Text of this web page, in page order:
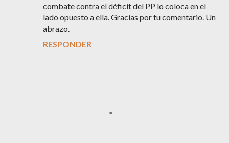
combate contra el déficit del PP lo coloca en el
lado opuesto a ella. Gracias por tu comentario. Un
abrazo.
RESPONDER